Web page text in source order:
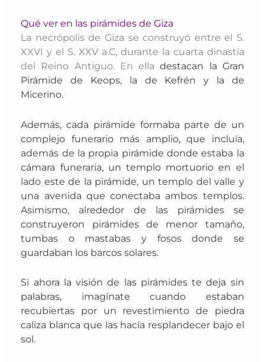
Qué ver en las pirámides de Giza
La necrópolis de Giza se construyó entre el S.
XXVI y el S. XXV a.C, durante la cuarta dinastía
del Reino Antiguo. En ella destacan la Gran
Pirámide de Keops, la de Kefrén y la de
Micerino.
Además, cada pirámide formaba parte de un
complejo funerario más amplio, que incluía,
además de la propia pirámide donde estaba la
cámara funeraria, un templo mortuorio en el
lado este de la pirámide, un templo del valle y
una avenida que conectaba ambos templos.
Asimismo, alrededor de las pirámides se
construyeron pirámides de menor tamaño,
tumbas o mastabas y fosos donde se
guardaban los barcos solares.
Si ahora la visión de las pirámides te deja sin
palabras, imagínate cuando estaban
recubiertas por un revestimiento de piedra
caliza blanca que las hacía resplandecer bajo el
sol.